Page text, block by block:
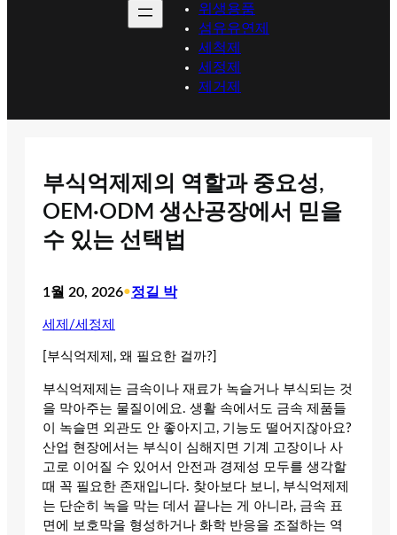
위생용품
섬유유연제
세척제
세정제
제거제
부식억제제의 역할과 중요성,
OEM·ODM 생산공장에서 믿을
수 있는 선택법
1월 20, 2026•정길 박
세제/세정제
[부식억제제, 왜 필요한 걸까?]
부식억제제는 금속이나 재료가 녹슬거나 부식되는 것
을 막아주는 물질이에요. 생활 속에서도 금속 제품들
이 녹슬면 외관도 안 좋아지고, 기능도 떨어지잖아요?
산업 현장에서는 부식이 심해지면 기계 고장이나 사
고로 이어질 수 있어서 안전과 경제성 모두를 생각할
때 꼭 필요한 존재입니다. 찾아보다 보니, 부식억제제
는 단순히 녹을 막는 데서 끝나는 게 아니라, 금속 표
면에 보호막을 형성하거나 화학 반응을 조절하는 역